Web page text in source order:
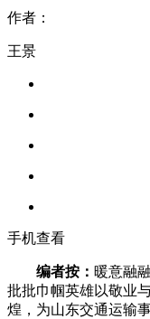
作者：
王景
手机查看
编者按： 暖意融
批批巾帼英雄以敬业
煌，为山东交通运输